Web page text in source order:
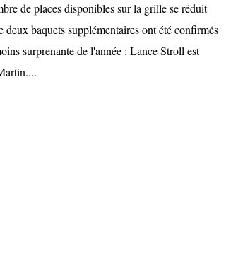
de places disponibles sur la grille se réduit
deux baquets supplémentaires ont été confirmés
surprenante de l'année : Lance Stroll est